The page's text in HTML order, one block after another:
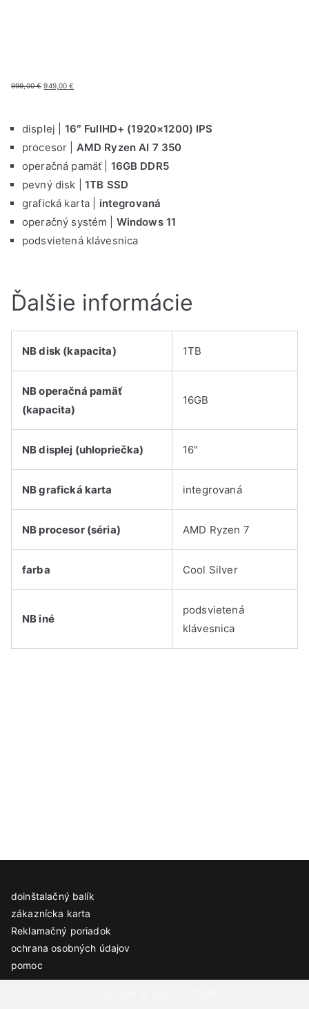
999,00€ P
d
n
c
e
a
b
l
9
9
0
0
€
949,00€
á
a
c
n
a
e
,
0
.
displej | 16″ FullHD+ (1920×1200) IPS
procesor | AMD Ryzen AI 7 350
operačná pamäť | 16GB DDR5
pevný disk | 1TB SSD
grafická karta | integrovaná
operačný systém | Windows 11
podsvietená klávesnica
Ďalšie informácie
NB disk (kapacita) 1TB
NB operačná pamäť
(kapacita)
16GB
NB displej (uhlopriečka) 16"
NB grafická karta integrovaná
NB procesor (séria) AMD Ryzen 7
farba Cool Silver
NB iné
podsvietená
klávesnica
doinštalačný balík
zákaznícka karta
Reklamačný poriadok
ochrana osobných údajov
pomoc